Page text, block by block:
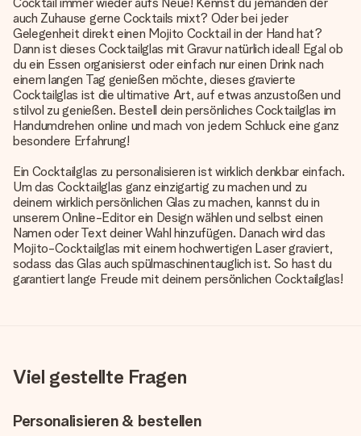
auch Zuhause gerne Cocktails mixt? Oder bei jeder
Gelegenheit direkt einen Mojito Cocktail in der Hand hat?
Dann ist dieses Cocktailglas mit Gravur natürlich ideal! Egal ob
du ein Essen organisierst oder einfach nur einen Drink nach
einem langen Tag genießen möchte, dieses gravierte
Cocktailglas ist die ultimative Art, auf etwas anzustoßen und
stilvol zu genießen. Bestell dein persönliches Cocktailglas im
Handumdrehen online und mach von jedem Schluck eine ganz
besondere Erfahrung!
Ein Cocktailglas zu personalisieren ist wirklich denkbar einfach.
Um das Cocktailglas ganz einzigartig zu machen und zu
deinem wirklich persönlichen Glas zu machen, kannst du in
unserem Online-Editor ein Design wählen und selbst einen
Namen oder Text deiner Wahl hinzufügen. Danach wird das
Mojito-Cocktailglas mit einem hochwertigen Laser graviert,
sodass das Glas auch spülmaschinentauglich ist. So hast du
garantiert lange Freude mit deinem persönlichen Cocktailglas!
Viel gestellte Fragen
Personalisieren & bestellen